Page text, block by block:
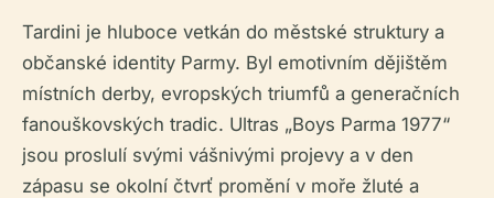
Tardini je hluboce vetkán do městské struktury a
občanské identity Parmy. Byl emotivním dějištěm
místních derby, evropských triumfů a generačních
fanouškovských tradic. Ultras „Boys Parma 1977“
jsou proslulí svými vášnivými projevy a v den
zápasu se okolní čtvrť promění v moře žluté a